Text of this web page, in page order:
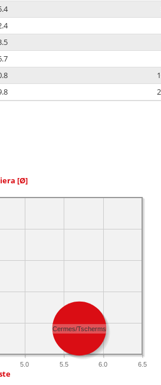
[Ø]
5.0 5.5 6.0 6.5
Cermes/Tscherms